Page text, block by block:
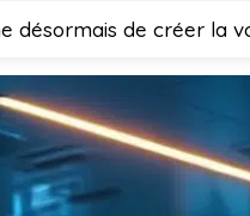
désormais de créer la